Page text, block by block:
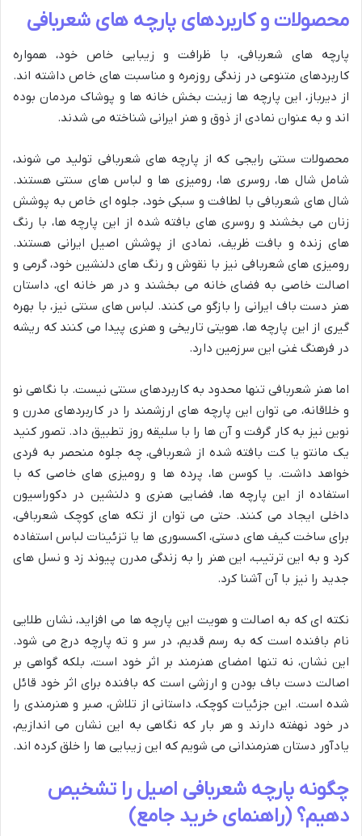
محصولات و کاربردهای پارچه های شعربافی
پارچه های شعربافی، با ظرافت و زیبایی خاص خود، همواره
کاربردهای متنوعی در زندگی روزمره و مناسبت های خاص داشته اند.
از دیرباز، این پارچه ها زینت بخش خانه ها و پوشاک مردمان بوده
اند و به عنوان نمادی از ذوق و هنر ایرانی شناخته می شدند.
محصولات سنتی رایجی که از پارچه های شعربافی تولید می شوند،
شامل شال ها، روسری ها، رومیزی ها و لباس های سنتی هستند.
شال های شعربافی با لطافت و سبکی خود، جلوه ای خاص به پوشش
زنان می بخشند و روسری های بافته شده از این پارچه ها، با رنگ
های زنده و بافت ظریف، نمادی از پوشش اصیل ایرانی هستند.
رومیزی های شعربافی نیز با نقوش و رنگ های دلنشین خود، گرمی و
اصالت خاصی به فضای خانه می بخشند و در هر خانه ای، داستان
هنر دست باف ایرانی را بازگو می کنند. لباس های سنتی نیز، با بهره
گیری از این پارچه ها، هویتی تاریخی و هنری پیدا می کنند که ریشه
در فرهنگ غنی این سرزمین دارد.
اما هنر شعربافی تنها محدود به کاربردهای سنتی نیست. با نگاهی نو
و خلاقانه، می توان این پارچه های ارزشمند را در کاربردهای مدرن و
نوین نیز به کار گرفت و آن ها را با سلیقه روز تطبیق داد. تصور کنید
یک مانتو یا کت بافته شده از شعربافی، چه جلوه منحصر به فردی
خواهد داشت. یا کوسن ها، پرده ها و رومیزی های خاصی که با
استفاده از این پارچه ها، فضایی هنری و دلنشین در دکوراسیون
داخلی ایجاد می کنند. حتی می توان از تکه های کوچک شعربافی،
برای ساخت کیف های دستی، اکسسوری ها یا تزئینات لباس استفاده
کرد و به این ترتیب، این هنر را به زندگی مدرن پیوند زد و نسل های
جدید را نیز با آن آشنا کرد.
نکته ای که به اصالت و هویت این پارچه ها می افزاید، نشان طلایی
نام بافنده است که به رسم قدیم، در سر و ته پارچه درج می شود.
این نشان، نه تنها امضای هنرمند بر اثر خود است، بلکه گواهی بر
اصالت دست باف بودن و ارزشی است که بافنده برای اثر خود قائل
شده است. این جزئیات کوچک، داستانی از تلاش، صبر و هنرمندی را
در خود نهفته دارند و هر بار که نگاهی به این نشان می اندازیم،
یادآور دستان هنرمندانی می شویم که این زیبایی ها را خلق کرده اند.
چگونه پارچه شعربافی اصیل را تشخیص
دهیم؟ (راهنمای خرید جامع)